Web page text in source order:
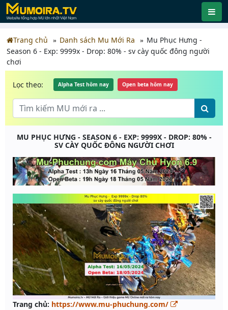
Trang chủ Danh sách Mu Mới Ra
Mu Phục Hưng -
Season 6 - Exp: 9999x - Drop: 80% - sv cày quốc đông người
chơi
Lọc theo: Alpha Test hôm nay Open beta hôm nay
MU PHỤC HƯNG - SEASON 6 - EXP: 9999X - DROP: 80% -
SV CÀY QUỐC ĐÔNG NGƯỜI CHƠI
Trang chủ: https://www.mu-phuchung.com/